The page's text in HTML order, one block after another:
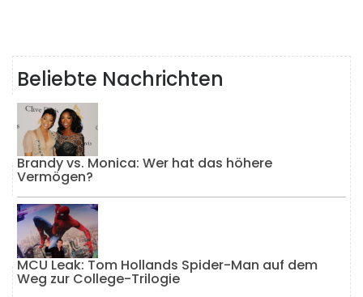
Beliebte Nachrichten
Brandy vs. Monica: Wer hat das höhere
Vermögen?
MCU Leak: Tom Hollands Spider-Man auf dem
Weg zur College-Trilogie